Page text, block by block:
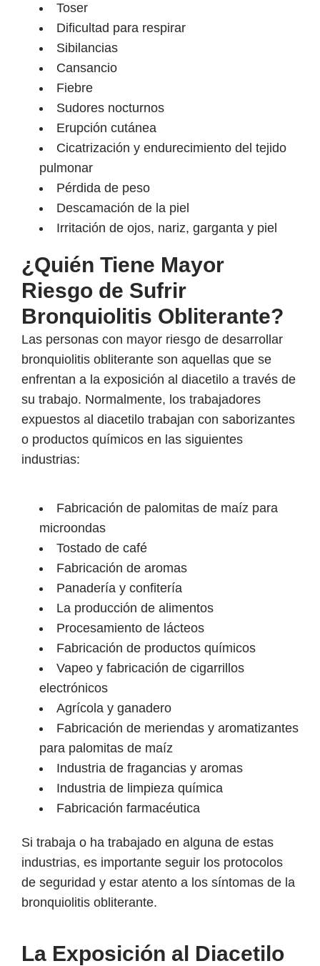
Toser
Dificultad para respirar
Sibilancias
Cansancio
Fiebre
Sudores nocturnos
Erupción cutánea
Cicatrización y endurecimiento del tejido
pulmonar
Pérdida de peso
Descamación de la piel
Irritación de ojos, nariz, garganta y piel
¿Quién Tiene Mayor
Riesgo de Sufrir
Bronquiolitis Obliterante?
Las personas con mayor riesgo de desarrollar
bronquiolitis obliterante son aquellas que se
enfrentan a la exposición al diacetilo a través de
su trabajo. Normalmente, los trabajadores
expuestos al diacetilo trabajan con saborizantes
o productos químicos en las siguientes
industrias:
Fabricación de palomitas de maíz para
microondas
Tostado de café
Fabricación de aromas
Panadería y confitería
La producción de alimentos
Procesamiento de lácteos
Fabricación de productos químicos
Vapeo y fabricación de cigarrillos
electrónicos
Agrícola y ganadero
Fabricación de meriendas y aromatizantes
para palomitas de maíz
Industria de fragancias y aromas
Industria de limpieza química
Fabricación farmacéutica
Si trabaja o ha trabajado en alguna de estas
industrias, es importante seguir los protocolos
de seguridad y estar atento a los síntomas de la
bronquiolitis obliterante.
La Exposición al Diacetilo